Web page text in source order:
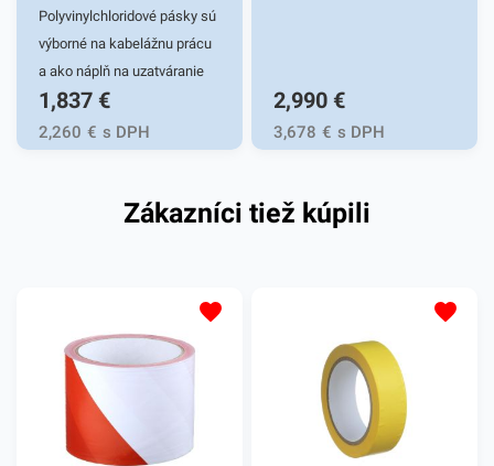
Polyvinylchloridové pásky sú
výborné na kabelážnu prácu
a ako náplň na uzatváranie
sáčkov. PVC pásky sú
výborne lepivé aj v ťažkých
podmienkach, ako je prašné
Farba: žltá 30mm x
na uzatváranie sáčkov. PVC
pásky sú výborne lepivé aj v
ťažkých podmienkach, ako
je prašné prostredie a nízke
teploty. Farba: žltá 30mm x
33mPolyvinylchloridové
1,837 €
2,260 € s DPH
2,990 €
3,678 € s DPH
Zákazníci tiež kúpili